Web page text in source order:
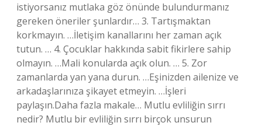
istiyorsanız mutlaka göz önünde bulundurmanız
gereken öneriler şunlardır… 3. Tartışmaktan
korkmayın. …İletişim kanallarını her zaman açık
tutun. … 4. Çocuklar hakkında sabit fikirlere sahip
olmayın. …Mali konularda açık olun. … 5. Zor
zamanlarda yan yana durun. …Eşinizden ailenize ve
arkadaşlarınıza şikayet etmeyin. …İşleri
paylaşın.Daha fazla makale… Mutlu evliliğin sırrı
nedir? Mutlu bir evliliğin sırrı birçok unsurun